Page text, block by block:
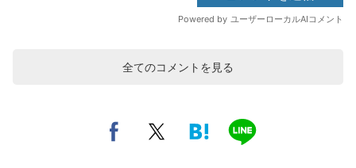
全てのコメントを見る